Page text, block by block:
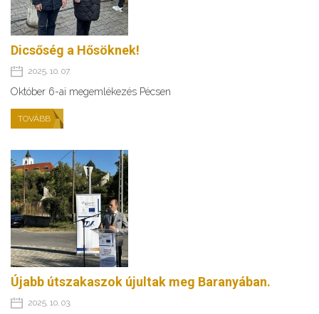
Dicsőség a Hősöknek!
2025. 10. 07.
Október 6-ai megemlékezés Pécsen
TOVÁBB
Újabb útszakaszok újultak meg Baranyában.
2025. 10. 03.